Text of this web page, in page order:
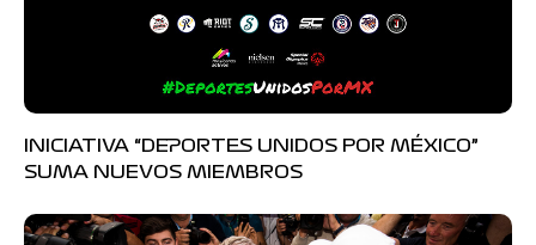
INICIATIVA “DEPORTES UNIDOS POR MÉXICO”
SUMA NUEVOS MIEMBROS